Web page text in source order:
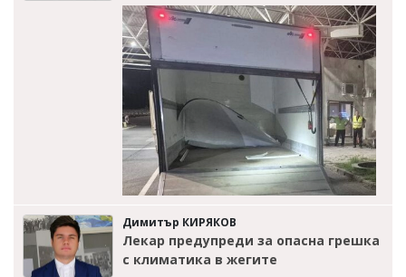
Димитър КИРЯКОВ
Лекар предупреди за опасна грешка
с климатика в жегите